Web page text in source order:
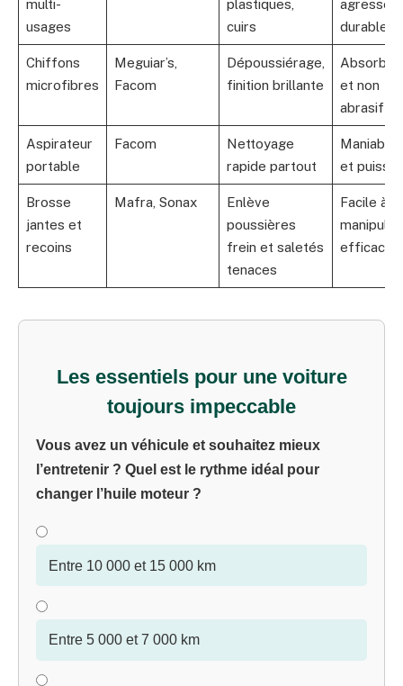
multi-
usages
plastiques,
cuirs
agresser,
durable
Chiffons
microfibres
Meguiar’s,
Facom
Dépoussiérage,
finition brillante
et non
abrasif
Aspirateur
portable
Facom
Nettoyage
rapide partout
Maniable
et
Brosse
jantes et
recoins
Mafra, Sonax
Enlève
poussières
frein et saletés
tenaces
Facile à
manipuler,
efficace
Les essentiels pour une voiture
toujours impeccable
Vous avez un véhicule et souhaitez mieux
l’entretenir ? Quel est le rythme idéal pour
changer l’huile moteur ?
Entre 10 000 et 15 000 km
Entre 5 000 et 7 000 km